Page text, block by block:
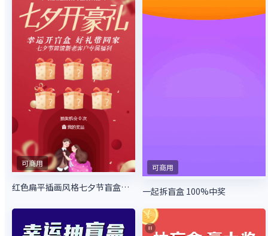
可商用
红色扁平插画风格七夕节盲盒抽奖活动
可商用
一起拆盲盒 100%中奖